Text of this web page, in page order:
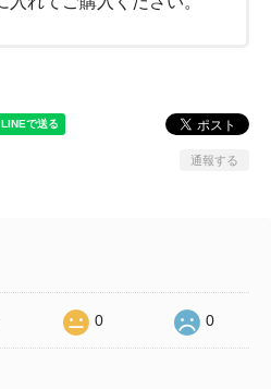
通報する
0 0